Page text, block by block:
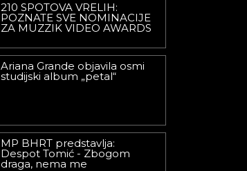
210 SPOTOVA VRELIH:
POZNATE SVE NOMINACIJE
ZA MUZZIK VIDEO AWARDS
Ariana Grande objavila osmi
studijski album „petal“
MP BHRT predstavlja:
Despot Tomić - Zbogom
draga, nema me